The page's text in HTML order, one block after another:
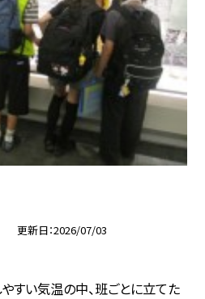
更新日 2026/07/03
すい気温の中、班ごとに立てた